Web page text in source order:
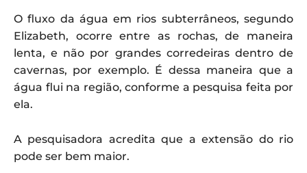
O fluxo da água em rios subterrâneos, segundo
Elizabeth, ocorre entre as rochas, de maneira
lenta, e não por grandes corredeiras dentro de
cavernas, por exemplo. É dessa maneira que a
água flui na região, conforme a pesquisa feita por
ela.
A pesquisadora acredita que a extensão do rio
pode ser bem maior.